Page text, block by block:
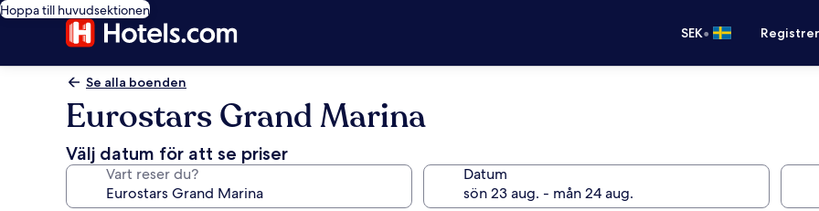
Hoppa till huvudsektionen
SEK•
Se alla boenden
Eurostars Grand Marina
Välj datum för att se priser
Vart reser du? Datum